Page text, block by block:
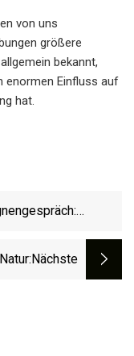
von uns
größere
bekannt,
enormen Einfluss auf
hat.
:nächste